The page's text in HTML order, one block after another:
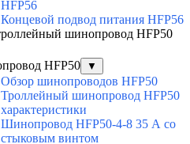
HFP56
Концевой подвод питания HFP56
шинопровод HFP50
HFP50 ▼
Обзор шинопроводов HFP50
Троллейный шинопровод HFP50
характеристики
Шинопровод HFP50-4-8 35 А со
стыковым винтом